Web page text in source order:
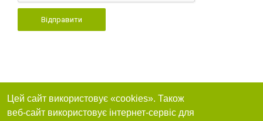
Відправити
Цей сайт використовує «cookies». Також
веб-сайт використовує інтернет-сервіс для